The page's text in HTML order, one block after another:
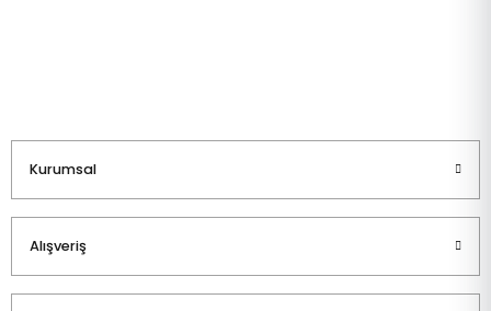
Kurumsal
Alışveriş